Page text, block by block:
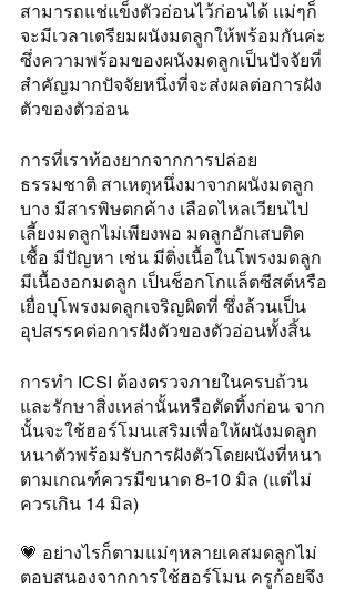
สามารถแช่แข็งตัวอ่อนไว้ก่อนได้ แม่ๆก็
จะมีเวลาเตรียมผนังมดลูกให้พร้อมกันค่ะ
ซึ่งความพร้อมของผนังมดลูกเป็นปัจจัยที่
สำคัญมากปัจจัยหนึ่งที่จะส่งผลต่อการฝัง
ตัวของตัวอ่อน
การที่เราท้องยากจากการปล่อย
ธรรมชาติ สาเหตุหนึ่งมาจากผนังมดลูก
บาง มีสารพิษตกค้าง เลือดไหลเวียนไป
เลี้ยงมดลูกไม่เพียงพอ มดลูกอักเสบติด
เชื้อ มีปัญหา เช่น มีติ่งเนื้อในโพรงมดลูก
มีเนื้องอกมดลูก เป็นช็อกโกแล็ตซีสต์หรือ
เยื่อบุโพรงมดลูกเจริญผิดที่ ซึ่งล้วนเป็น
อุปสรรคต่อการฝังตัวของตัวอ่อนทั้งสิ้น
การทำ ICSI ต้องตรวจภายในครบถ้วน
และรักษาสิ่งเหล่านั้นหรือตัดทิ้งก่อน จาก
นั้นจะใช้ฮอร์โมนเสริมเพื่อให้ผนังมดลูก
หนาตัวพร้อมรับการฝังตัวโดยผนังที่หนา
ตามเกณฑ์ควรมีขนาด 8-10 มิล (แต่ไม่
ควรเกิน 14 มิล)
💗 อย่างไรก็ตามแม่ๆหลายเคสมดลูกไม่
ตอบสนองจากการใช้ฮอร์โมน ครูก้อยจึง